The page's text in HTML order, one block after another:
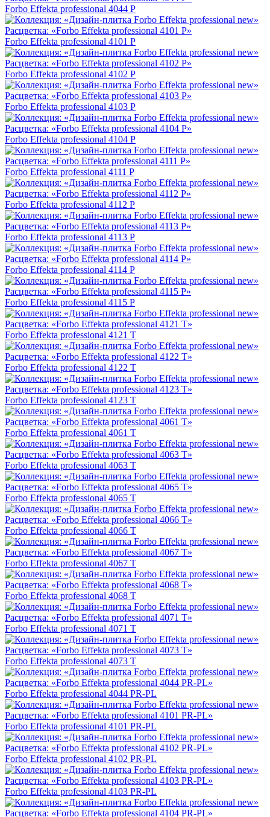
Forbo Effekta professional 4044 P
Forbo Effekta professional 4101 P
Forbo Effekta professional 4102 P
Forbo Effekta professional 4103 P
Forbo Effekta professional 4104 P
Forbo Effekta professional 4111 P
Forbo Effekta professional 4112 P
Forbo Effekta professional 4113 P
Forbo Effekta professional 4114 P
Forbo Effekta professional 4115 P
Forbo Effekta professional 4121 T
Forbo Effekta professional 4122 T
Forbo Effekta professional 4123 T
Forbo Effekta professional 4061 T
Forbo Effekta professional 4063 T
Forbo Effekta professional 4065 T
Forbo Effekta professional 4066 T
Forbo Effekta professional 4067 T
Forbo Effekta professional 4068 T
Forbo Effekta professional 4071 T
Forbo Effekta professional 4073 T
Forbo Effekta professional 4044 PR-PL
Forbo Effekta professional 4101 PR-PL
Forbo Effekta professional 4102 PR-PL
Forbo Effekta professional 4103 PR-PL